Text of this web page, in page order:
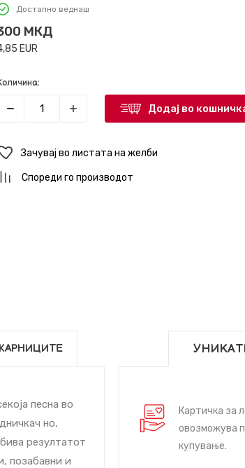
Достапно веднаш
МКД
EUR
Додај во
Зачувај во листата на желби
Спореди го производот
песна во
но,
резултатот
позабавни и
Картичка за
овозможува
купување.